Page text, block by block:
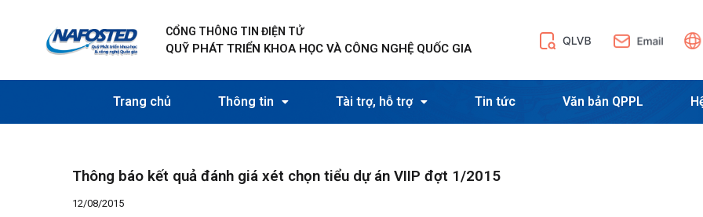
CỔNG THÔNG TIN ĐIỆN TỬ
QUỸ PHÁT TRIỂN KHOA HỌC VÀ CÔNG NGHỆ QUỐC GIA
Trang chủ Thông tin Tài trợ, hỗ trợ Tin tức Văn bản QPPL
Thông báo kết quả đánh giá xét chọn tiểu dự án VIIP đợt 1/2015
12/08/2015
hướng
bài